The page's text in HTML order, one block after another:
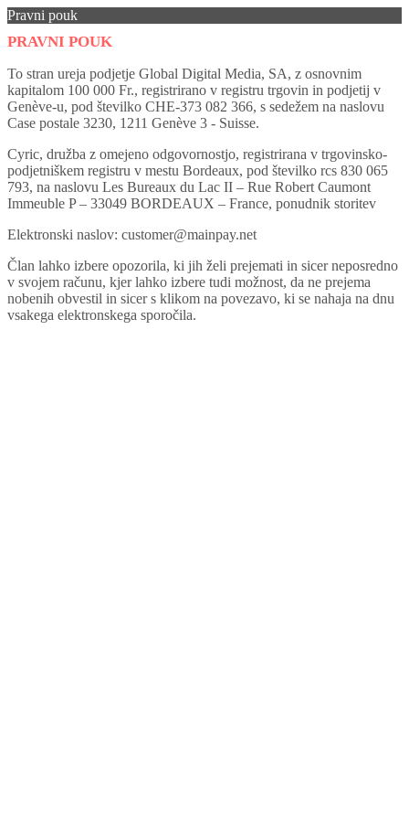
Pravni pouk
PRAVNI POUK
To stran ureja podjetje Global Digital Media, SA, z osnovnim
kapitalom 100 000 Fr., registrirano v registru trgovin in podjetij v
Genève-u, pod številko CHE-373 082 366, s sedežem na naslovu
Case postale 3230, 1211 Genève 3 - Suisse.
Cyric, družba z omejeno odgovornostjo, registrirana v trgovinsko-
podjetniškem registru v mestu Bordeaux, pod številko rcs 830 065
793, na naslovu Les Bureaux du Lac II – Rue Robert Caumont
Immeuble P – 33049 BORDEAUX – France, ponudnik storitev
Elektronski naslov: customer@mainpay.net
Član lahko izbere opozorila, ki jih želi prejemati in sicer neposredno
v svojem računu, kjer lahko izbere tudi možnost, da ne prejema
nobenih obvestil in sicer s klikom na povezavo, ki se nahaja na dnu
vsakega elektronskega sporočila.